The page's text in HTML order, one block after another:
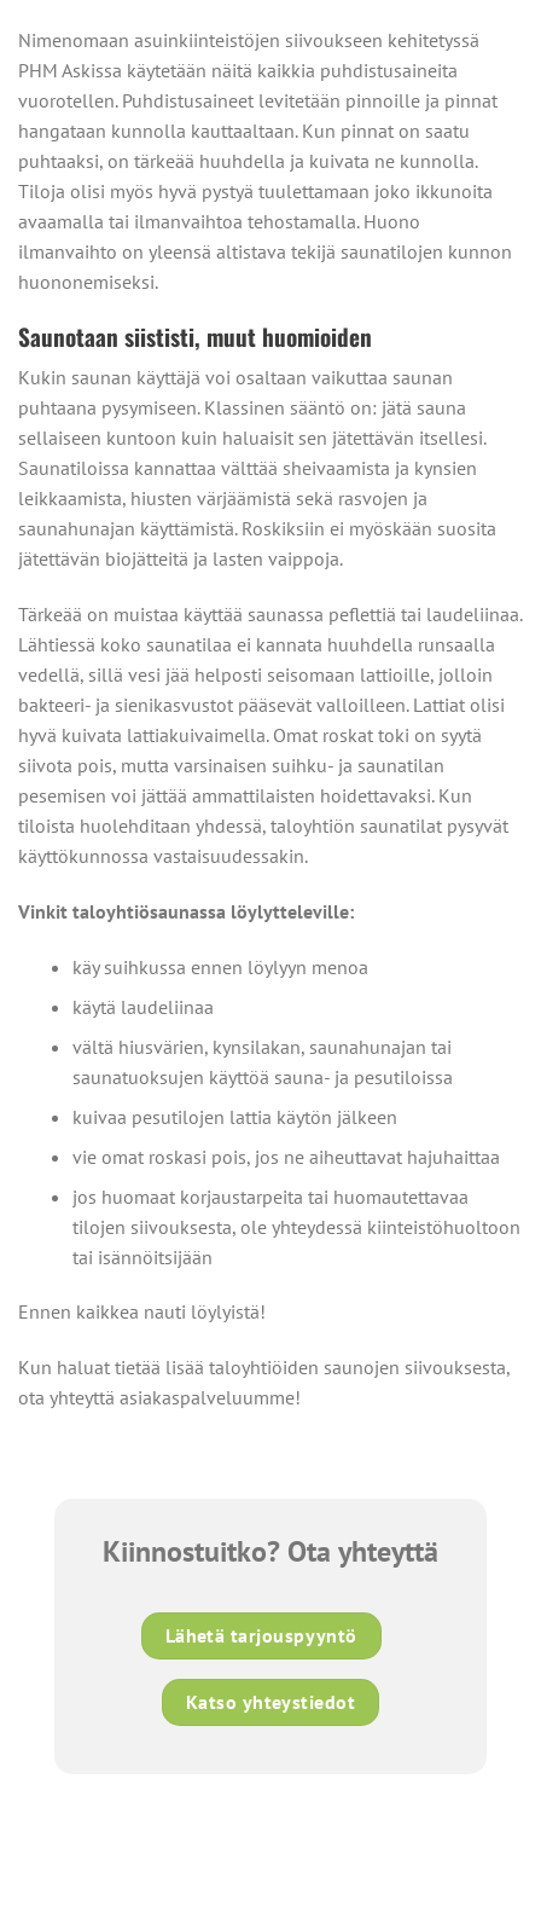
Nimenomaan asuinkiinteistöjen siivoukseen kehitetyssä
PHM Askissa käytetään näitä kaikkia puhdistusaineita
vuorotellen. Puhdistusaineet levitetään pinnoille ja pinnat
hangataan kunnolla kauttaaltaan. Kun pinnat on saatu
puhtaaksi, on tärkeää huuhdella ja kuivata ne kunnolla.
Tiloja olisi myös hyvä pystyä tuulettamaan joko ikkunoita
avaamalla tai ilmanvaihtoa tehostamalla. Huono
ilmanvaihto on yleensä altistava tekijä saunatilojen kunnon
huononemiseksi.
Saunotaan siististi, muut huomioiden
Kukin saunan käyttäjä voi osaltaan vaikuttaa saunan
puhtaana pysymiseen. Klassinen sääntö on: jätä sauna
sellaiseen kuntoon kuin haluaisit sen jätettävän itsellesi.
Saunatiloissa kannattaa välttää sheivaamista ja kynsien
leikkaamista, hiusten värjäämistä sekä rasvojen ja
saunahunajan käyttämistä. Roskiksiin ei myöskään suosita
jätettävän biojätteitä ja lasten vaippoja.
Tärkeää on muistaa käyttää saunassa peflettiä tai laudeliinaa.
Lähtiessä koko saunatilaa ei kannata huuhdella runsaalla
vedellä, sillä vesi jää helposti seisomaan lattioille, jolloin
bakteeri- ja sienikasvustot pääsevät valloilleen. Lattiat olisi
hyvä kuivata lattiakuivaimella. Omat roskat toki on syytä
siivota pois, mutta varsinaisen suihku- ja saunatilan
pesemisen voi jättää ammattilaisten hoidettavaksi. Kun
tiloista huolehditaan yhdessä, taloyhtiön saunatilat pysyvät
käyttökunnossa vastaisuudessakin.
Vinkit taloyhtiösaunassa löylytteleville:
käy suihkussa ennen löylyyn menoa
käytä laudeliinaa
vältä hiusvärien, kynsilakan, saunahunajan tai
saunatuoksujen käyttöä sauna- ja pesutiloissa
kuivaa pesutilojen lattia käytön jälkeen
vie omat roskasi pois, jos ne aiheuttavat hajuhaittaa
jos huomaat korjaustarpeita tai huomautettavaa
tilojen siivouksesta, ole yhteydessä kiinteistöhuoltoon
tai isännöitsijään
Ennen kaikkea nauti löylyistä!
Kun haluat tietää lisää taloyhtiöiden saunojen siivouksesta,
ota yhteyttä asiakaspalveluumme!
Kiinnostuitko? Ota yhteyttä
Lähetä tarjouspyyntö
Katso yhteystiedot